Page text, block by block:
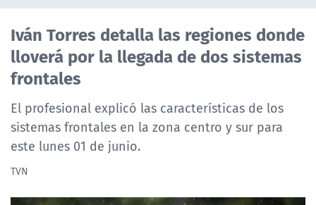
CASTING MASTERCHEF CHILE
CASTING TVN VERTICAL
TVN VERTICAL
TVN PLAY
PROGRAMAS
TELESERIES
Iván Torres detalla las regiones donde
lloverá por la llegada de dos sistemas
frontales
El profesional explicó las características de los
sistemas frontales en la zona centro y sur para
este lunes 01 de junio.
TVN